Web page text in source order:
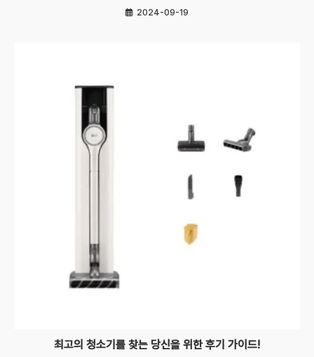
2024-09-19
최고의 청소기를 찾는 당신을 위한 후기 가이드!